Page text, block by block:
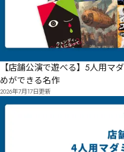
【店舗公演で遊べる】5人用マ
めができる名作
2026年7月17日更新